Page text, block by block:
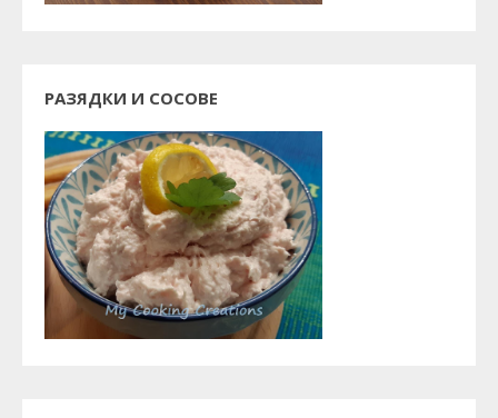
РАЗЯДКИ И СОСОВЕ